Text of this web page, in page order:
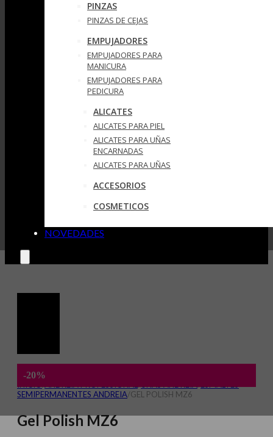
PINZAS
PINZAS DE CEJAS
EMPUJADORES
EMPUJADORES PARA
MANICURA
EMPUJADORES PARA
PEDICURA
ALICATES
ALICATES PARA PIEL
ALICATES PARA UÑAS
ENCARNADAS
ALICATES PARA UÑAS
ACCESORIOS
COSMETICOS
NOVEDADES
-20%
SEMIPERMANENTES ANDREIA/GEL POLISH MZ6
Gel Polish MZ6